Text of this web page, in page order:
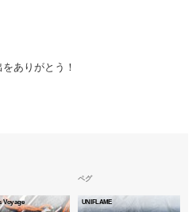
ありがとう！
Voyage
ペグ
UNIFLAME